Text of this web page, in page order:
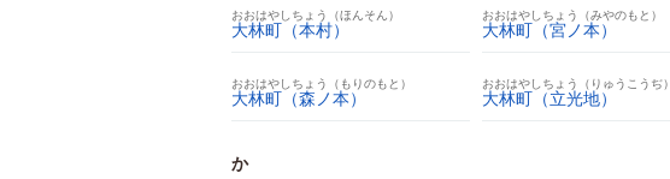
おおはやしちょう（ほんそん）
大林町（本村）
おおはやしちょう（みやのもと）
大林町（宮ノ本）
おおはやしちょう（もりのもと）
大林町（森ノ本）
おおはやしちょう（りゅうこうぢ）
大林町（立光地）
か